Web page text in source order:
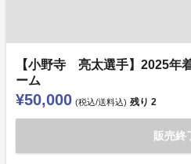
【小野寺 亮太選手】2025年
ーム
¥50,000 (税込/送料込) 残り 2
販売終